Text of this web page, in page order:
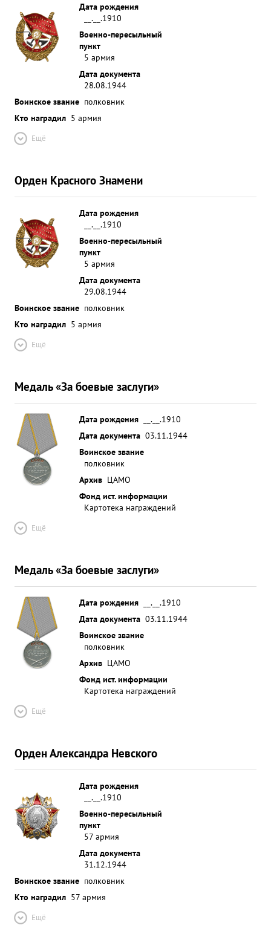
Дата рождения
__.__.1910
Военно-пересыльный
пункт
5 армия
Дата документа
28.08.1944
Воинское звание полковник
Кто наградил 5 армия
Ещё
Орден Красного Знамени
Дата рождения
__.__.1910
Военно-пересыльный
пункт
5 армия
Дата документа
29.08.1944
Воинское звание полковник
Кто наградил 5 армия
Ещё
Медаль «За боевые заслуги»
Дата рождения
__.__.1910
Дата документа 03.11.1944
Воинское звание
полковник
Архив ЦАМО
Фонд ист. информации
Картотека награждений
Ещё
Медаль «За боевые заслуги»
Дата рождения
__.__.1910
Дата документа 03.11.1944
Воинское звание
полковник
Архив ЦАМО
Фонд ист. информации
Картотека награждений
Ещё
Орден Александра Невского
Дата рождения
__.__.1910
Военно-пересыльный
пункт
57 армия
Дата документа
31.12.1944
Воинское звание полковник
Кто наградил 57 армия
Ещё